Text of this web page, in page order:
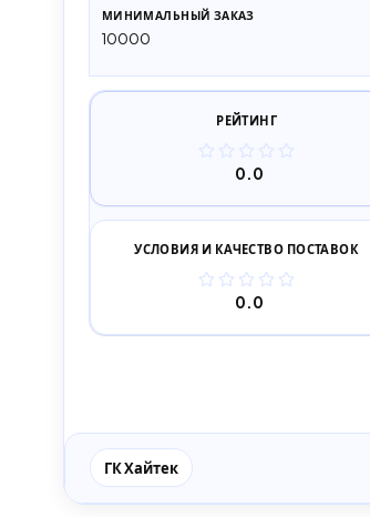
МИНИМАЛЬНЫЙ ЗАКАЗ
10000
РЕЙТИНГ
0.0
УСЛОВИЯ И КАЧЕСТВО ПОСТАВОК
0.0
ГК Хайтек